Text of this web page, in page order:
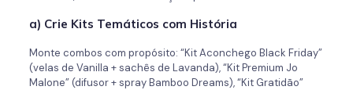
a) Crie Kits Temáticos com História
Monte combos com propósito: “Kit Aconchego Black Friday”
(velas de Vanilla + sachês de Lavanda), “Kit Premium Jo
Malone” (difusor + spray Bamboo Dreams), “Kit Gratidão”